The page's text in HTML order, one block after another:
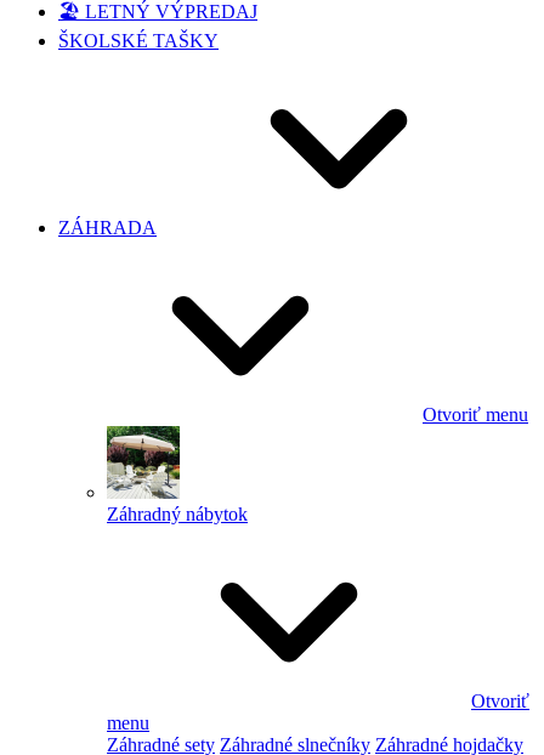
🏖️ LETNÝ VÝPREDAJ
ŠKOLSKÉ TAŠKY
ZÁHRADA
Otvoriť menu
Záhradný nábytok
Otvoriť
menu
Záhradné sety Záhradné slnečníky Záhradné hojdačky